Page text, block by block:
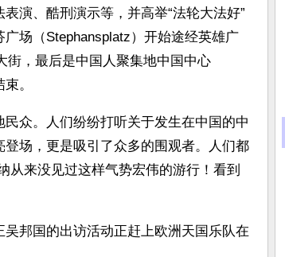
演、酷刑演示等，并高举“法轮大法好”
场（Stephansplatz）开始途经英雄广
街，最后是中国人聚集地中国中心
束。
众。人们纷纷打听关于发生在中国的中
场，更是吸引了众多的围观者。人们都
从来没见过这样气势宏伟的游行！看到
邦国的出访活动正赶上欧洲天国乐队在